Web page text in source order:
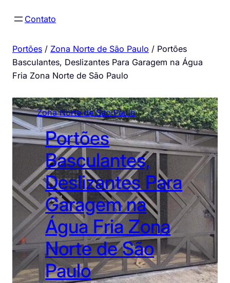
para
conteúdo
Contato
Portões / Zona Norte de São Paulo / Portões
Basculantes, Deslizantes Para Garagem na Água
Fria Zona Norte de São Paulo
Zona Norte de São Paulo
Portões
Basculantes,
Deslizantes Para
Garagem na
Água Fria Zona
Norte de São
Paulo